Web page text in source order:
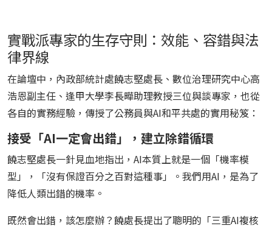
實戰派專家的生存守則：效能、容錯與法
律界線
在論壇中，內政部統計處饒志堅處長、數位治理研究中心高
浩恩副主任、逢甲大學李長曄助理教授三位與談專家，也從
各自的實務經驗，傳授了公務員與AI和平共處的實用秘笈：
接受「AI一定會出錯」，建立除錯循環
饒志堅處長一針見血地指出，AI本質上就是一個「機率模
型」，「沒有保證百分之百對這種事」。我們用AI，是為了
降低人類出錯的機率。
既然會出錯，該怎麼辦？饒處長提出了聰明的「三重AI複核